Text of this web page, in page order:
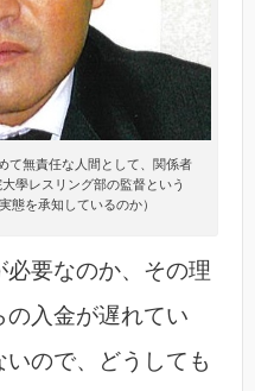
て無責任な人間として、関係者
學レスリング部の監督という
態を承知しているのか）
要なのか、その理
入金が遅れてい
ので、どうしても